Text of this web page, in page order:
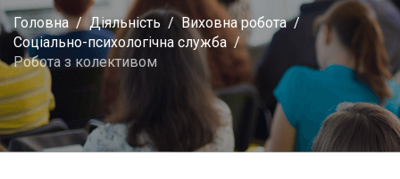
Головна Діяльність
Виховна робота
Соціально-психологічна служба
Робота з колективом